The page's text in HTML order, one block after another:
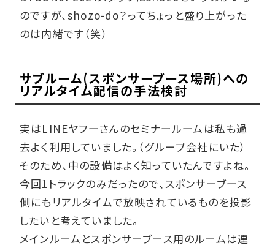
のですが、shozo-do？ってちょっと盛り上がった
のは内緒です（笑）
サブルーム(スポンサーブース場所)への
リアルタイム配信の手法検討
実はLINEヤフーさんのセミナールームは私も過
去よく利用していました。（グループ会社にいた）
そのため、中の設備はよく知っていたんですよね。
今回1トラックのみだったので、スポンサーブース
側にもリアルタイムで放映されているものを投影
したいと考えていました。
メインルームとスポンサーブース用のルームは連